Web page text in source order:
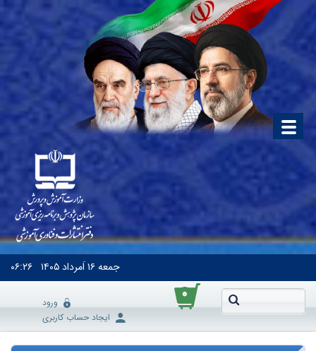
جمعه۱۶ اَمرداد ۱۴۰۵ ۰۶:۲۶
۰
ورود
ایجاد حساب کاربری